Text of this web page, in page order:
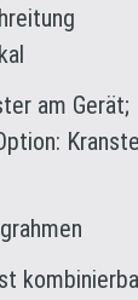
am Gerät;